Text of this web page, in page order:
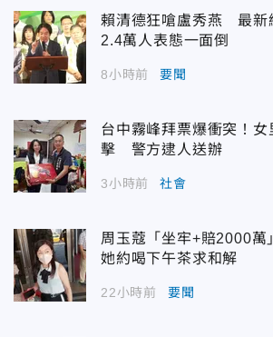
賴清德狂嗆盧秀燕 最新
2.4萬人表態一面倒
8小時前 要聞
台中霧峰拜票爆衝突！
擊 警方逮人送辦
3小時前 社會
周玉蔻「坐牢+賠2000萬
她約喝下午茶求和解
22小時前 要聞